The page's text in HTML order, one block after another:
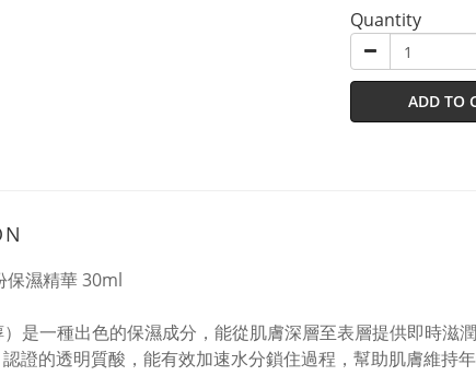
Quantity
ADD TO
濕精華 30ml
是一種出色的保濕成分，能從肌膚深層至表層提供即時滋
證的透明質酸，能有效加速水分鎖住過程，幫助肌膚維持年